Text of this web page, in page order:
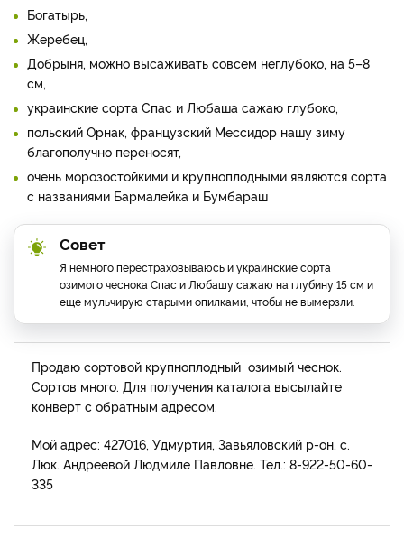
Богатырь,
Жеребец,
Добрыня, можно высаживать совсем неглубоко, на 5–8
см,
украинские сорта Спас и Любаша сажаю глубоко,
польский Орнак, французский Мессидор нашу зиму
благополучно переносят,
очень морозостойкими и крупноплодными являются сорта
с названиями Бармалейка и Бумбараш
Совет
Я немного перестраховываюсь и украинские сорта
озимого чеснока Спас и Любашу сажаю на глубину 15 см и
еще мульчирую старыми опилками, чтобы не вымерзли.
Продаю сортовой крупноплодный озимый чеснок.
Сортов много. Для получения каталога высылайте
конверт с обратным адресом.
Мой адрес: 427016, Удмуртия, Завьяловский р-он, с.
Люк. Андреевой Людмиле Павловне. Тел.: 8-922-50-60-
335